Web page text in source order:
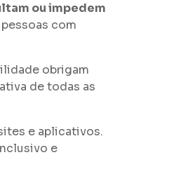
ou impedem
com
obrigam
de todas as
e aplicativos.
e